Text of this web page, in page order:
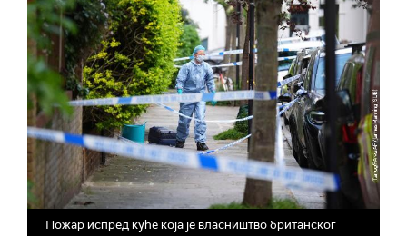
Пожар испред куће која је власништво британског